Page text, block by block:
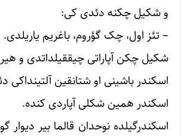
و شکیل چکنه دئدی کی:
– تئز اول، چک گؤروم، باغریم یاریلدی.
شکیل چکن آپاراتی چیققیلداتدی و
اسکندر باشینی او شتانقین
اسکندر همین شکلی آپاردی کنده.
اسکندرگیلده نوحدان قالما بیر دیوار